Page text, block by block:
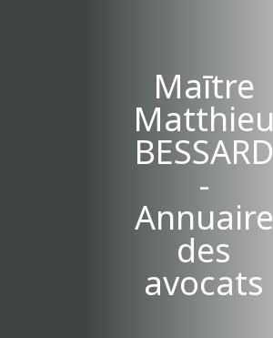
Maītre
Matthieu
BESSARD
-
Annuaire
des
avocats